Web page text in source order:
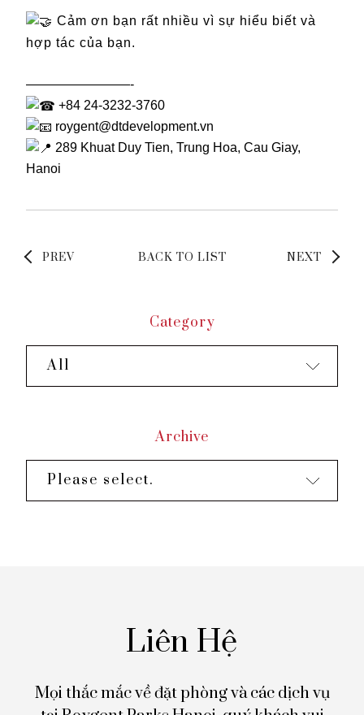
Cảm ơn bạn rất nhiều vì sự hiểu biết và
hợp tác của bạn.
————————-
+84 24-3232-3760
roygent@dtdevelopment.vn
289 Khuat Duy Tien, Trung Hoa, Cau Giay,
Hanoi
PREV BACK TO LIST NEXT
Category
All
Archive
Please select.
Liên Hệ
Mọi thắc mắc về đặt phòng và các dịch vụ